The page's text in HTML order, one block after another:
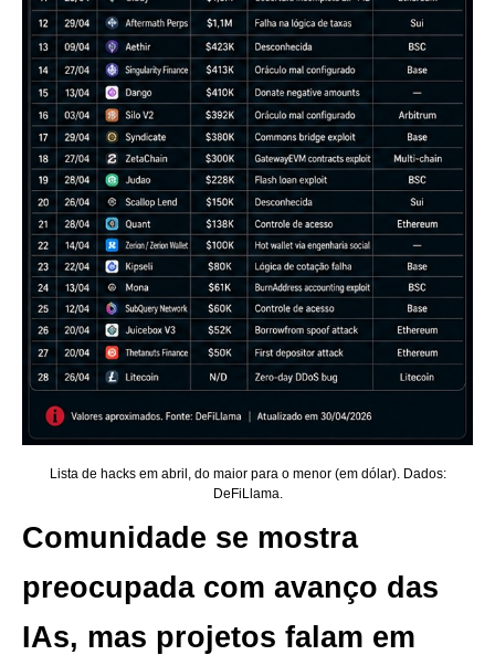
Lista de hacks em abril, do maior para o menor (em dólar). Dados:
DeFiLlama.
Comunidade se mostra
preocupada com avanço das
IAs, mas projetos falam em